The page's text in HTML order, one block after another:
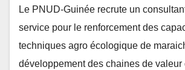
Le PNUD-Guinée recrute un
service pour le renforcement des
techniques agro écologique de
développement des chaines de valeur